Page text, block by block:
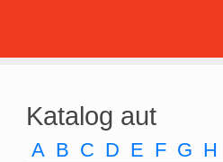
Katalog aut
A B C D E F G H